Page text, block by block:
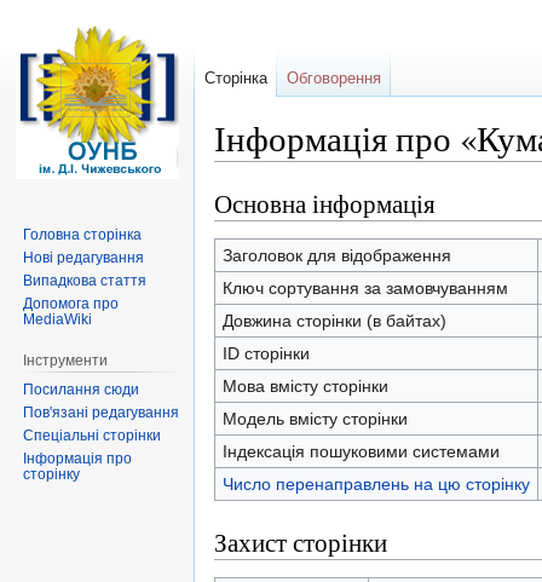
Інформація про
Перейти
до
навігації
Перейти
до
пошуку
Основна інформація
Заголовок для відображення
Ключ сортування за замовчуванням
Довжина сторінки (в байтах)
ID сторінки
Мова вмісту сторінки
Модель вмісту сторінки
Індексація пошуковими системами
Число перенаправлень на цю сторінку
Захист сторінки
Сторінка Обговорення
Головна сторінка
Нові редагування
Випадкова стаття
Допомога про
MediaWiki
Інструменти
Посилання сюди
Пов'язані редагування
Спеціальні сторінки
Інформація про
сторінку